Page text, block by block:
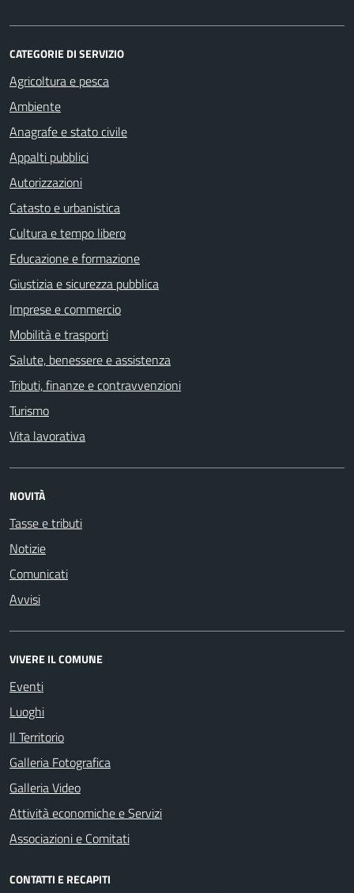
CATEGORIE DI SERVIZIO
Agricoltura e pesca
Ambiente
Anagrafe e stato civile
Appalti pubblici
Autorizzazioni
Catasto e urbanistica
Cultura e tempo libero
Educazione e formazione
Giustizia e sicurezza pubblica
Imprese e commercio
Mobilità e trasporti
Salute, benessere e assistenza
Tributi, finanze e contravvenzioni
Turismo
Vita lavorativa
NOVITÀ
Tasse e tributi
Notizie
Comunicati
Avvisi
VIVERE IL COMUNE
Eventi
Luoghi
Il Territorio
Galleria Fotografica
Galleria Video
Attività economiche e Servizi
Associazioni e Comitati
CONTATTI E RECAPITI